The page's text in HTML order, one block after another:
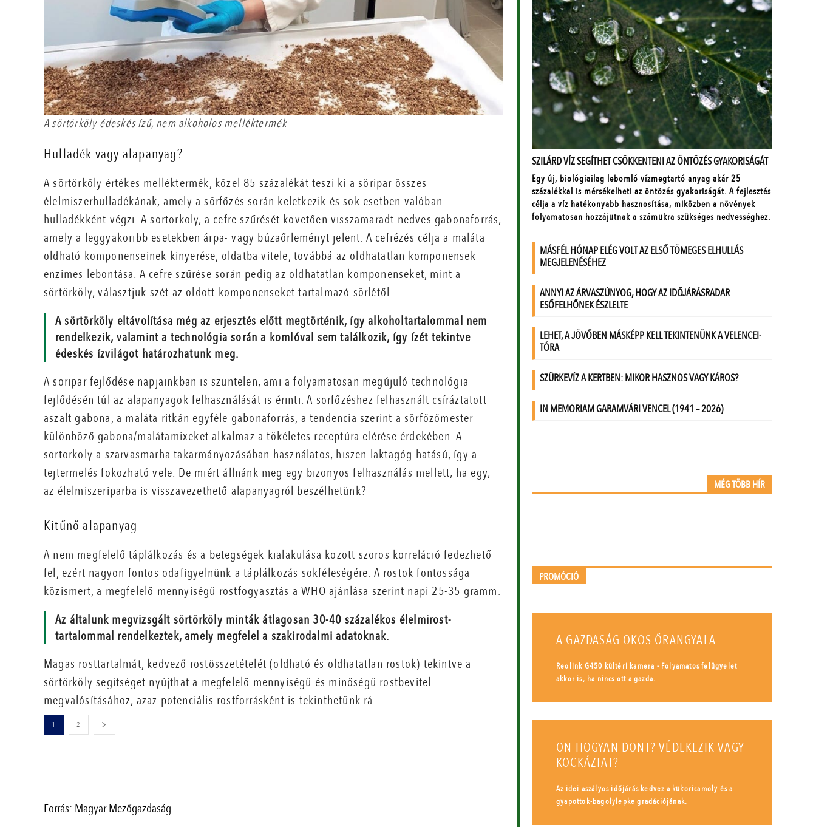
A sörtörköly édeskés ízű, nem alkoholos melléktermék
Hulladék vagy alapanyag?
A sörtörköly értékes melléktermék, közel 85 százalékát teszi ki a söripar összes
élelmiszerhulladékának, amely a sörfőzés során keletkezik és sok esetben valóban
hulladékként végzi. A sörtörköly, a cefre szűrését követően visszamaradt nedves gabonaforrás,
amely a leggyakoribb esetekben árpa- vagy búzaőrleményt jelent. A cefrézés célja a maláta
oldható komponenseinek kinyerése, oldatba vitele, továbbá az oldhatatlan komponensek
enzimes lebontása. A cefre szűrése során pedig az oldhatatlan komponenseket, mint a
sörtörköly, választjuk szét az oldott komponenseket tartalmazó sörlétől.
A sörtörköly eltávolítása még az erjesztés előtt megtörténik, így alkoholtartalommal nem
rendelkezik, valamint a technológia során a komlóval sem találkozik, így ízét tekintve
édeskés ízvilágot határozhatunk meg.
A söripar fejlődése napjainkban is szüntelen, ami a folyamatosan megújuló technológia
fejlődésén túl az alapanyagok felhasználását is érinti. A sörfőzéshez felhasznált csíráztatott
aszalt gabona, a maláta ritkán egyféle gabonaforrás, a tendencia szerint a sörfőzőmester
különböző gabona/malátamixeket alkalmaz a tökéletes receptúra elérése érdekében. A
sörtörköly a szarvasmarha takarmányozásában használatos, hiszen laktagóg hatású, így a
tejtermelés fokozható vele. De miért állnánk meg egy bizonyos felhasználás mellett, ha egy,
az élelmiszeriparba is visszavezethető alapanyagról beszélhetünk?
Kitűnő alapanyag
A nem megfelelő táplálkozás és a betegségek kialakulása között szoros korreláció fedezhető
fel, ezért nagyon fontos odafigyelnünk a táplálkozás sokféleségére. A rostok fontossága
közismert, a megfelelő mennyiségű rostfogyasztás a WHO ajánlása szerint napi 25-35 gramm.
Az általunk megvizsgált sörtörköly minták átlagosan 30-40 százalékos élelmirost-
tartalommal rendelkeztek, amely megfelel a szakirodalmi adatoknak.
Magas rosttartalmát, kedvező rostösszetételét (oldható és oldhatatlan rostok) tekintve a
sörtörköly segítséget nyújthat a megfelelő mennyiségű és minőségű rostbevitel
megvalósításához, azaz potenciális rostforrásként is tekinthetünk rá.
1 2
Forrás: Magyar Mezőgazdaság
MÉG TÖBB HÍR
PROMÓCIÓ
A GAZDASÁG OKOS ŐRANGYALA
Reolink G450 kültéri kamera - Folyamatos felügyelet
akkor is, ha nincs ott a gazda.
ÖN HOGYAN DÖNT? VÉDEKEZIK VAGY
KOCKÁZTAT?
Az idei aszályos időjárás kedvez a kukoricamoly és a
gyapottok-bagolylepke gradációjának.